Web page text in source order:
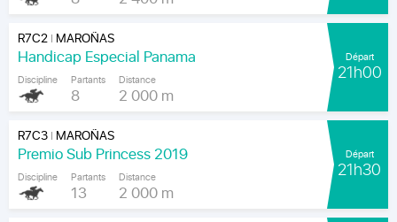
R7C2| MAROÑAS
Handicap Especial Panama
Discipline Partants
8
Distance
2 000 m
Départ
21h00
R7C3| MAROÑAS
Premio Sub Princess 2019
Discipline Partants
13
Distance
2 000 m
Départ
21h30